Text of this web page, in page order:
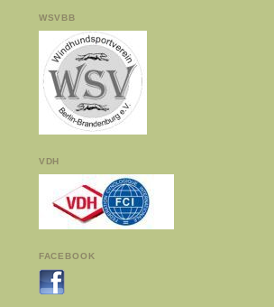
WSVBB
VDH
FACEBOOK